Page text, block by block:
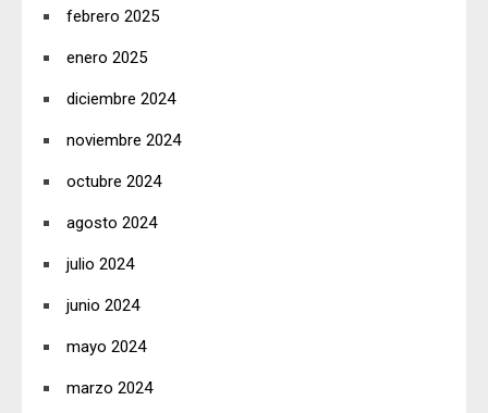
febrero 2025
enero 2025
diciembre 2024
noviembre 2024
octubre 2024
agosto 2024
julio 2024
junio 2024
mayo 2024
marzo 2024